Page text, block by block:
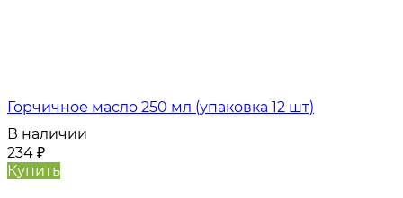
Горчичное масло 250 мл (упаковка 12 шт)
В наличии
234 ₽
Купить